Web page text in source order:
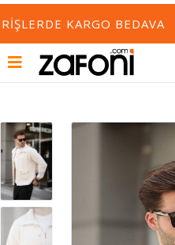
KARGO BEDAVA